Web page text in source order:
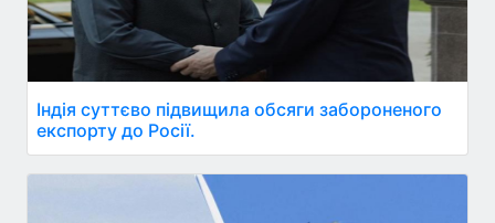
Індія суттєво підвищила обсяги забороненого
експорту до Росії.